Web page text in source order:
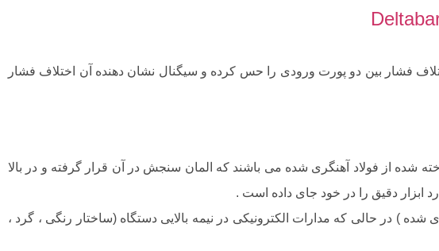
فشار بین دو پورت ورودی را حس کرده و سیگنال نشان دهنده آن اختلاف فشار
شده از فولاد آهنگری شده می باشند که المان سنجش در آن قرار گرفته و در بالا
ابزار دقیق را در خود جای داده است .
) در حالی که مدارات الکترونیکی در نیمه بالایی دستگاه (ساختار رنگی ، گرد ،